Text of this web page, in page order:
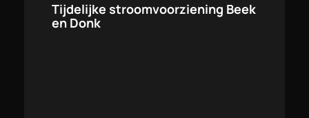
Tijdelijke stroomvoorziening Beek
en Donk